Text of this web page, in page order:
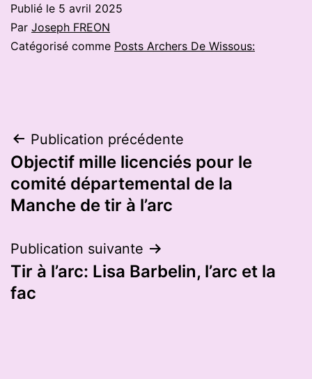
Publié le 5 avril 2025
Par Joseph FREON
Catégorisé comme Posts Archers De Wissous:
Navigation
de
l’article
Publication précédente
Objectif mille licenciés pour le
comité départemental de la
Manche de tir à l’arc
Publication suivante
Tir à l’arc: Lisa Barbelin, l’arc et la
fac